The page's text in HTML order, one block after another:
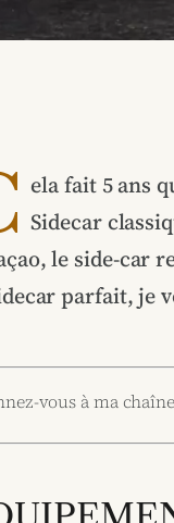
ela fait 5 ans
Sidecar
le side-car
parfait, je
vous à ma